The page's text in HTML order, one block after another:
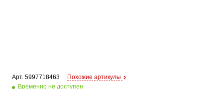
Арт. 5997718463
Похожие артикулы
Временно не доступен